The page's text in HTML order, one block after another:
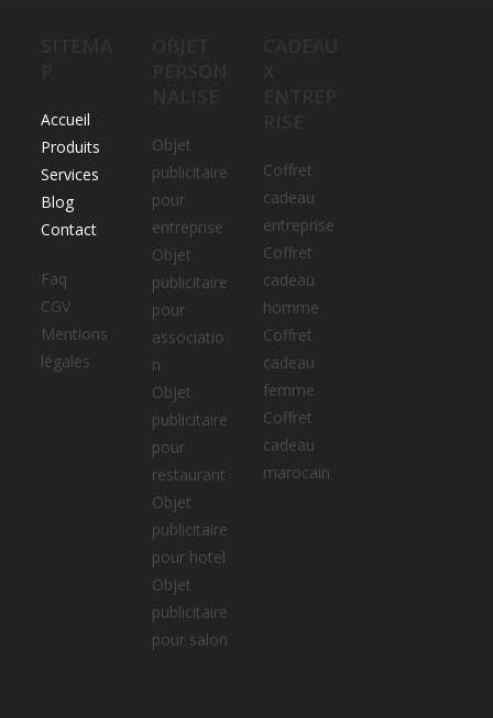
Accueil
Produits
Services
Blog
Contact
Faq
CGV
Mentions
légales
Objet
publicitaire
pour
entreprise
Objet
publicitaire
pour
associatio
n
Objet
publicitaire
pour
restaurant
Objet
publicitaire
pour hotel
Objet
publicitaire
pour salon
Coffret
cadeau
entreprise
Coffret
cadeau
homme
Coffret
cadeau
femme
Coffret
cadeau
marocain